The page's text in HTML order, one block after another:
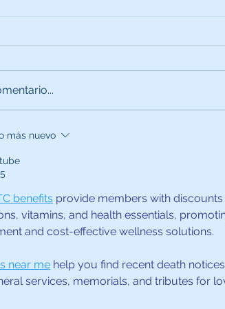
un nuevo equipo
uso en el Área Quirúrgica
más nuevo
benefits provide members with
vitamins, and health essentials,
and cost-effective wellness solutions.
near me help you find recent death
services, memorials, and tributes for